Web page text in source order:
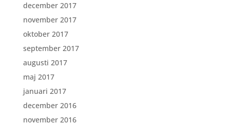
december 2017
november 2017
oktober 2017
september 2017
augusti 2017
maj 2017
januari 2017
december 2016
november 2016